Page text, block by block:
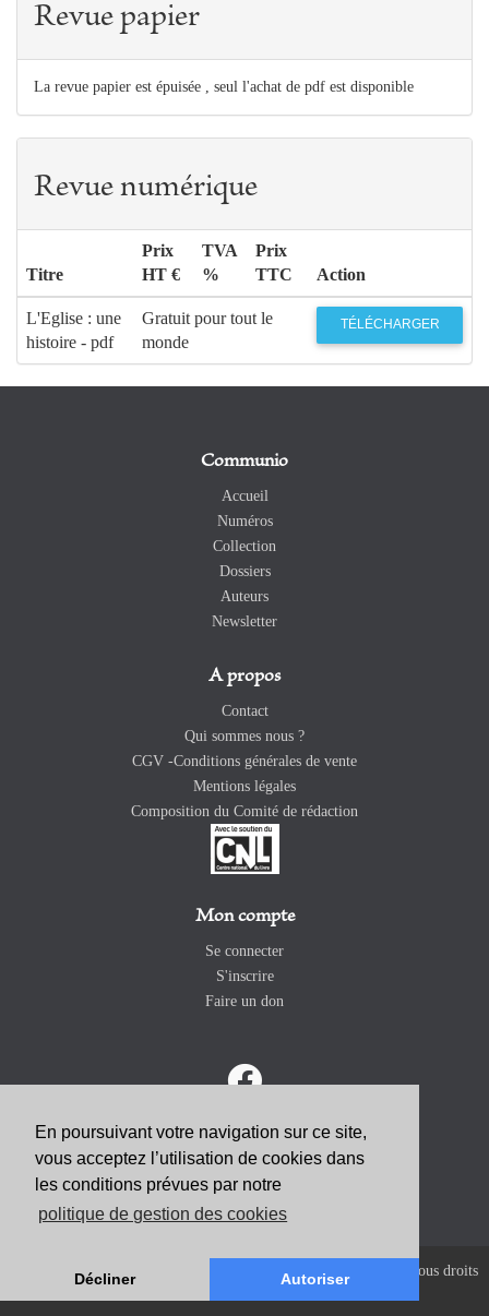
En poursuivant votre navigation sur ce site,
vous acceptez l’utilisation de cookies dans
les conditions prévues par notre
politique de gestion des cookies
Décliner Autoriser
Revue papier
La revue papier est épuisée , seul l'achat de pdf est disponible
Revue numérique
Titre
Prix
HT €
TVA
%
Prix
TTC
Action
L'Eglise : une
histoire - pdf
Gratuit pour tout le
monde
TÉLÉCHARGER
Communio
Accueil
Numéros
Collection
Dossiers
Auteurs
Newsletter
A propos
Contact
Qui sommes nous ?
CGV -Conditions générales de vente
Mentions légales
Composition du Comité de rédaction
Mon compte
Se connecter
S'inscrire
Faire un don
ABONNEZ-VOUS
Copyright 2026 Revue Catholique Internationale COMMUNIO. Tous droits